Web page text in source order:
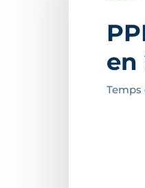
en
Temps